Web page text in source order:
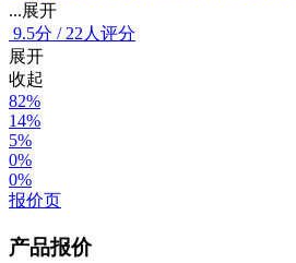
...展开
9.5分 / 22人评分
展开
收起
82%
14%
5%
0%
0%
报价页
产品报价